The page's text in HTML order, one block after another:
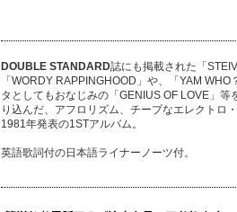
DOUBLE STANDARD誌にも掲載された「
「WORDY RAPPINGHOOD」や、「YAM
タとしてもおなじみの「GENIUS OF LOVE」
り込んだ、アフロリズム、チープなエレクトロ
1981年発表の1STアルバム。
英語歌詞付の日本語ライナーノーツ付。